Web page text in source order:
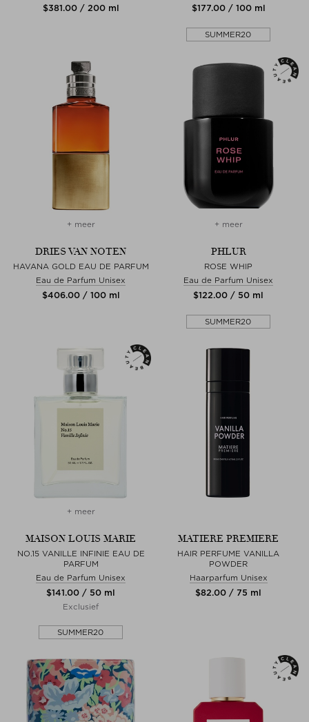
$‌381.00 / 200 ml $‌177.00 / 100 ml
SUMMER20
+ meer
DRIES VAN NOTEN
HAVANA GOLD EAU DE PARFUM
Eau de Parfum Unisex
$‌406.00 / 100 ml
+ meer
PHLUR
ROSE WHIP
Eau de Parfum Unisex
$‌122.00 / 50 ml
SUMMER20
+ meer
MAISON LOUIS MARIE
NO.15 VANILLE INFINIE EAU DE
PARFUM
Eau de Parfum Unisex
$‌141.00 / 50 ml
Exclusief
SUMMER20
MATIERE PREMIERE
HAIR PERFUME VANILLA
POWDER
Haarparfum Unisex
$‌82.00 / 75 ml